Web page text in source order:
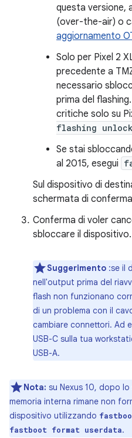
questa versione,
(over-the-air) o
aggiornamento
Solo per Pixel 2
precedente a
necessario
prima del
critiche solo su
flashing
Se stai
al 2015, esegui
Sul dispositivo di
schermata di
Conferma di voler
sbloccare il dispositivo.
Suggerimento :se il
nell'output prima del
flash non funzionano
di un problema con il
cambiare connettori. Ad
USB-C sulla tua
USB-A.
Nota: su Nexus 10, dopo
memoria interna rimane non
dispositivo utilizzando
fastboot format userdata.